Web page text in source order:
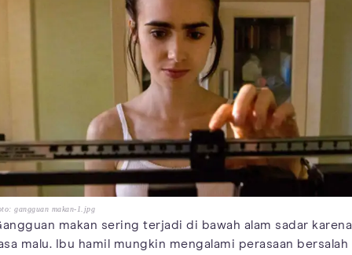
gangguan makan-1.jpg
makan sering terjadi di bawah alam sadar karena
malu. Ibu hamil mungkin mengalami perasaan bersalah